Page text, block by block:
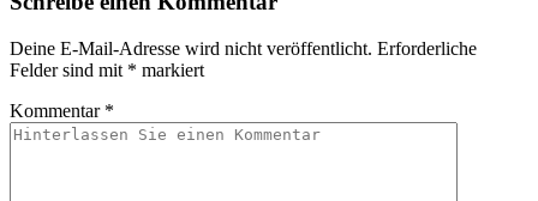
Deine E-Mail-Adresse wird nicht veröffentlicht. Erforderliche
Felder sind mit * markiert
Kommentar *